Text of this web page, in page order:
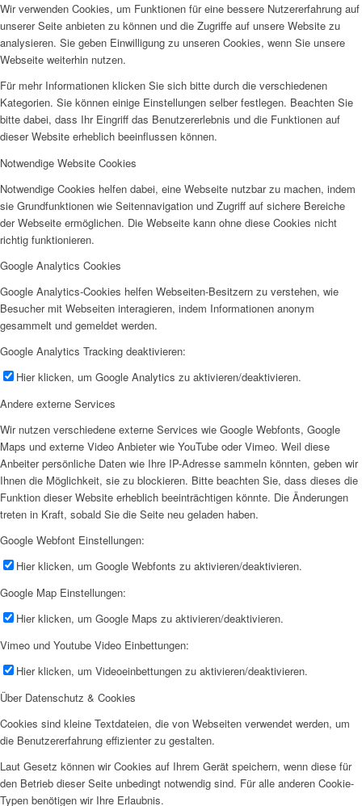
Wir verwenden Cookies, um Funktionen für eine bessere Nutzererfahrung auf
unserer Seite anbieten zu können und die Zugriffe auf unsere Website zu
analysieren. Sie geben Einwilligung zu unseren Cookies, wenn Sie unsere
Webseite weiterhin nutzen.
Für mehr Informationen klicken Sie sich bitte durch die verschiedenen
Kategorien. Sie können einige Einstellungen selber festlegen. Beachten Sie
bitte dabei, dass Ihr Eingriff das Benutzererlebnis und die Funktionen auf
dieser Website erheblich beeinflussen können.
Notwendige Website Cookies
Notwendige Cookies helfen dabei, eine Webseite nutzbar zu machen, indem
sie Grundfunktionen wie Seitennavigation und Zugriff auf sichere Bereiche
der Webseite ermöglichen. Die Webseite kann ohne diese Cookies nicht
richtig funktionieren.
Google Analytics Cookies
Google Analytics-Cookies helfen Webseiten-Besitzern zu verstehen, wie
Besucher mit Webseiten interagieren, indem Informationen anonym
gesammelt und gemeldet werden.
Google Analytics Tracking deaktivieren:
Hier klicken, um Google Analytics zu aktivieren/deaktivieren.
Andere externe Services
Wir nutzen verschiedene externe Services wie Google Webfonts, Google
Maps und externe Video Anbieter wie YouTube oder Vimeo. Weil diese
Anbeiter persönliche Daten wie Ihre IP-Adresse sammeln könnten, geben wir
Ihnen die Möglichkeit, sie zu blockieren. Bitte beachten Sie, dass dieses die
Funktion dieser Website erheblich beeinträchtigen könnte. Die Änderungen
treten in Kraft, sobald Sie die Seite neu geladen haben.
Google Webfont Einstellungen:
Hier klicken, um Google Webfonts zu aktivieren/deaktivieren.
Google Map Einstellungen:
Hier klicken, um Google Maps zu aktivieren/deaktivieren.
Vimeo und Youtube Video Einbettungen:
Hier klicken, um Videoeinbettungen zu aktivieren/deaktivieren.
Über Datenschutz & Cookies
Cookies sind kleine Textdateien, die von Webseiten verwendet werden, um
die Benutzererfahrung effizienter zu gestalten.
Laut Gesetz können wir Cookies auf Ihrem Gerät speichern, wenn diese für
den Betrieb dieser Seite unbedingt notwendig sind. Für alle anderen Cookie-
Typen benötigen wir Ihre Erlaubnis.